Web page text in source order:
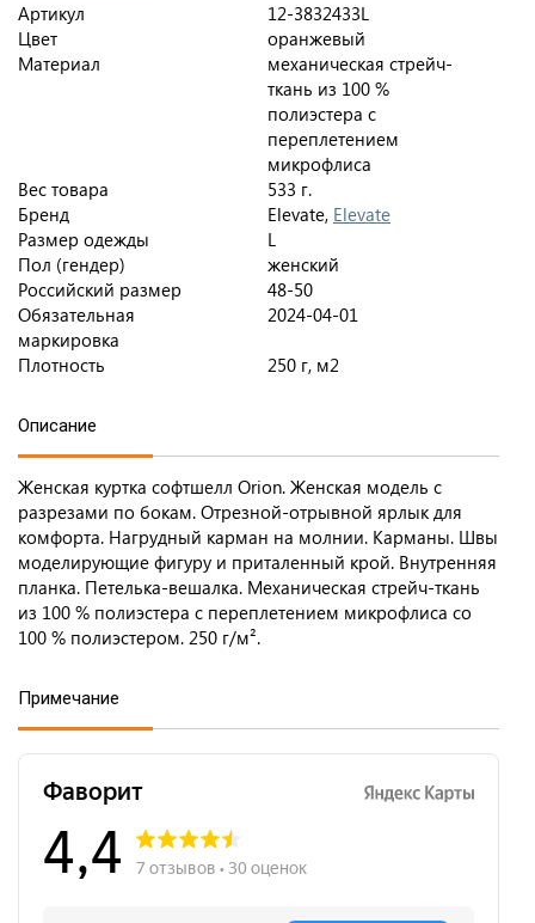
Артикул
12-3832433L
Цвет
оранжевый
Материал
механическая стрейч-
ткань из 100 %
полиэстера с
переплетением
микрофлиса
Вес товара
533 г.
Бренд
Elevate, Elevate
Размер одежды
L
Пол (гендер)
женский
Российский размер
48-50
Обязательная
маркировка
2024-04-01
Плотность 250 г, м2
Описание
Женская куртка софтшелл Orion. Женская модель с
разрезами по бокам. Отрезной-отрывной ярлык для
комфорта. Нагрудный карман на молнии. Карманы. Швы
моделирующие фигуру и приталенный крой. Внутренняя
планка. Петелька-вешалка. Механическая стрейч-ткань
из 100 % полиэстера с переплетением микрофлиса со
100 % полиэстером. 250 г/м².
Примечание